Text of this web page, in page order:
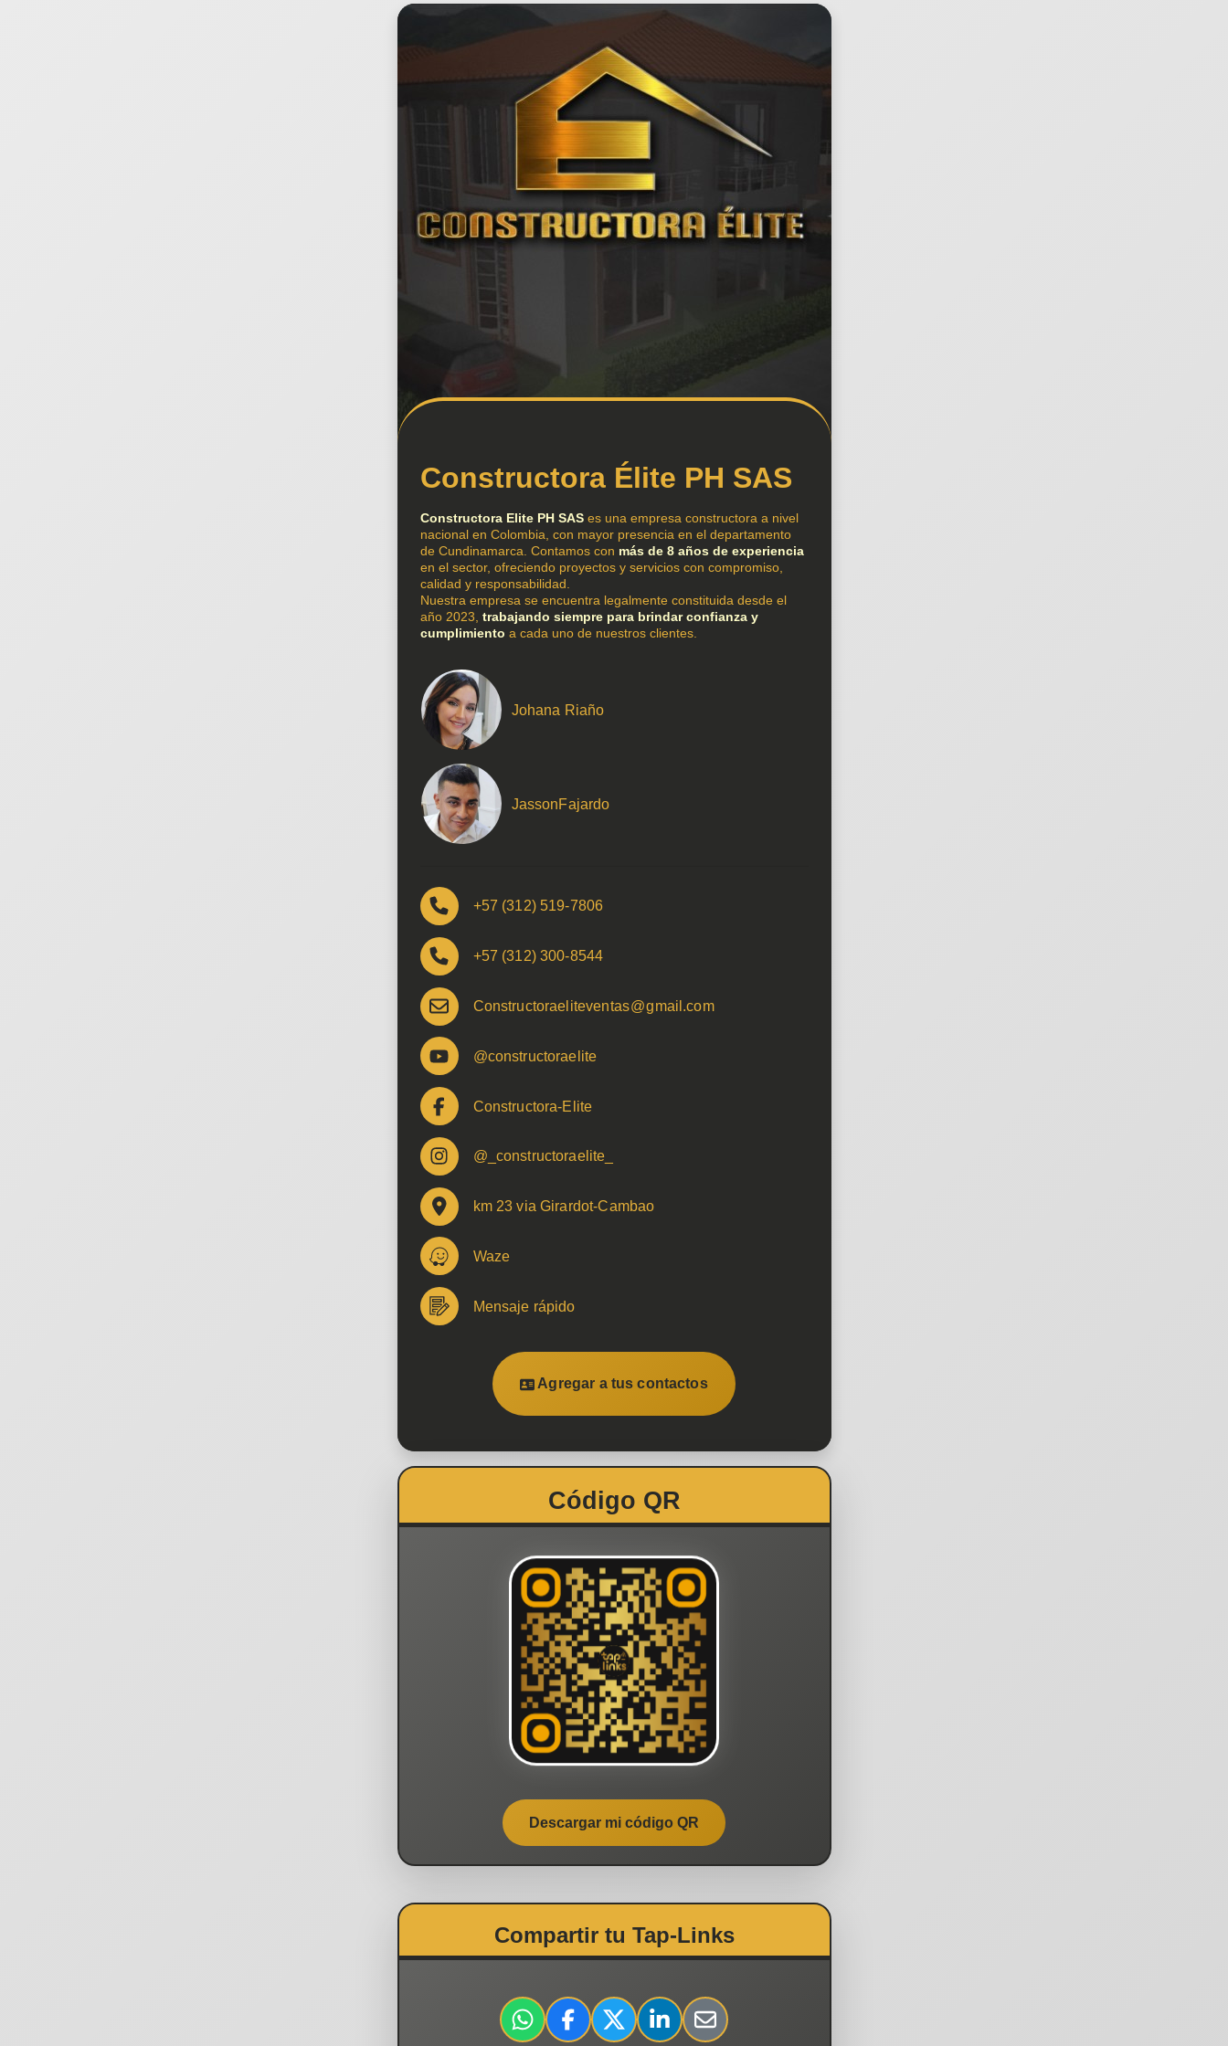
Constructora Élite PH SAS
Constructora Elite PH SASes una empresa constructora a nivel
nacional en Colombia, con mayor presencia en el departamento
de Cundinamarca. Contamos con más de 8 años de experiencia
en el sector, ofreciendo proyectos y servicios con compromiso,
calidad y responsabilidad.
Nuestra empresa se encuentra legalmente constituida desde el
año 2023, trabajando siempre para brindar confianza y
cumplimiento a cada uno de nuestros clientes.
Johana Riaño
JassonFajardo
+57 (312) 519-7806
+57 (312) 300-8544
Constructoraeliteventas@gmail.com
@constructoraelite
Constructora-Elite
@_constructoraelite_
km 23 via Girardot-Cambao
Waze
Mensaje rápido
Agregar a tus contactos
Código QR
Descargar mi código QR
Compartir tu Tap-Links